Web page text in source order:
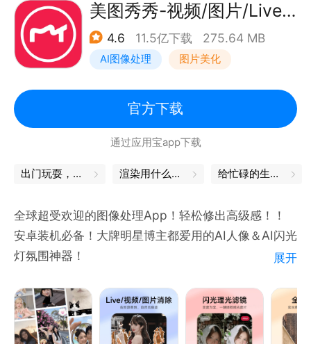
* 考勤打卡：真实时间地点无法篡改
* 工作记录拍照：物业管理、建筑工程管理、执勤记
录、品牌宣传、会议记录等工作记录专属模板
* 实时更新：水印可自动更新为实时的日期、地点、天
* 自定义水印内容：可自由开关和编辑水印内容选项，
设置自己的纪念日、编辑心情文字等
朋友圈、微信好友、QQ空间、QQ好友、微博等各大
美图秀秀-视频/图片/Live人像精修工具
4.6 11.5亿下载 275.64 MB
AI图像处理 图片美化
官方下载
通过应用宝app下载
出门玩耍，这些App帮你省心 渲染用什么软件 给忙碌的生活，一个中场休息
全球超受欢迎的图像处理App！轻松修出高级感！！
安卓装机必备！大牌明星博主都爱用的AI人像＆AI闪光
灯氛围神器！
专业滤镜调色工具，应对不同场景。
【AI闪光灯】夜拍不怕暗，逆光也有救！AI人脸识别自
动提亮肤色。昏暗环境也能拍出氛围质感大片！
展开